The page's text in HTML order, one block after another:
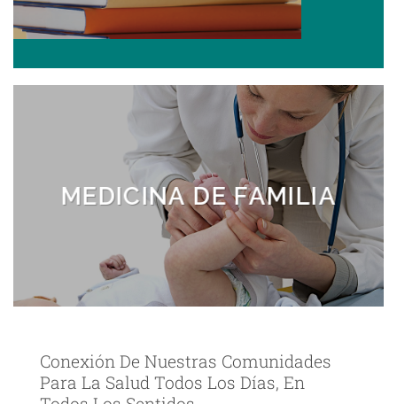
MEDICINA DE FAMILIA
MEDICINA DE FAMILIA
Conexión De Nuestras Comunidades
Para La Salud Todos Los Días, En